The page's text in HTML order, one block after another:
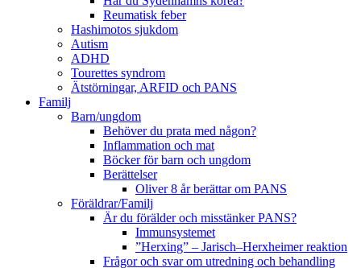
Reumatisk feber
Hashimotos sjukdom
Autism
ADHD
Tourettes syndrom
Ätstörningar, ARFID och PANS
Familj
Barn/ungdom
Behöver du prata med någon?
Inflammation och mat
Böcker för barn och ungdom
Berättelser
Oliver 8 år berättar om PANS
Föräldrar/Familj
Är du förälder och misstänker PANS?
Immunsystemet
”Herxing” – Jarisch–Herxheimer reaktion
Frågor och svar om utredning och behandling